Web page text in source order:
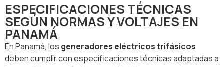
ESPECIFICACIONES TÉCNICAS
SEGÚN NORMAS Y VOLTAJES EN
PANAMÁ
En Panamá, los generadores eléctricos trifásicos
deben cumplir con especificaciones técnicas adaptadas a